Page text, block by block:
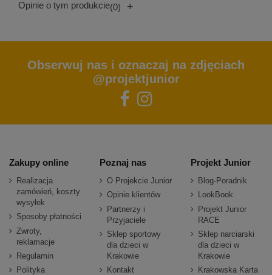
Opinie o tym produkcie(0) +
Obserwuj nas i oznaczaj na zdjęciach
@projektjunior
Zakupy online
Realizacja
zamówień, koszty
wysyłek
Sposoby płatności
Zwroty,
reklamacje
Regulamin
Polityka
Poznaj nas
O Projekcie Junior
Opinie klientów
Partnerzy i
Przyjaciele
Sklep sportowy
dla dzieci w
Krakowie
Kontakt
Projekt Junior
Blog-Poradnik
LookBook
Projekt Junior
RACE
Sklep narciarski
dla dzieci w
Krakowie
Krakowska Karta